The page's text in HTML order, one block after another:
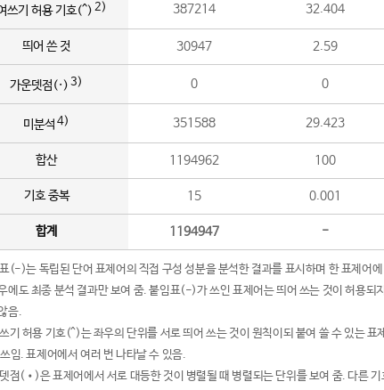
쓰기 허용 기호(^) 2) 387214 32.404
띄어 쓴 것 30947 2.59
가운뎃점(·) 3) 0 0
미분석 4) 351588 29.423
합산 1194962 100
기호 중복 15 0.001
합계 1194947 -
(-)는 독립된 단어 표제어의 직접 구성 성분을 분석한 결과를 표시하며 한 표제어에
에도 최종 분석 결과만 보여 줌. 붙임표(-)가 쓰인 표제어는 띄어 쓰는 것이 허용
음.
기 허용 기호(^)는 좌우의 단위를 서로 띄어 쓰는 것이 원칙이되 붙여 쓸 수 있는 표
임. 표제어에서 여러 번 나타날 수 있음.
점(•)은 표제어에서 서로 대등한 것이 병렬될 때 병렬되는 단위를 보여 줌. 다른 기